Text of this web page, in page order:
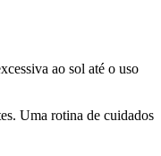
ao sol até o uso
Uma rotina de cuidados